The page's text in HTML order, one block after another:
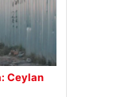
Ceylan